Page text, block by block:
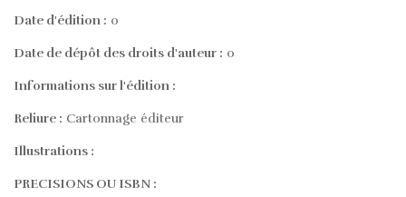
Date d'édition : 0
Date de dépôt des droits d'auteur : 0
Informations sur l'édition :
Reliure : Cartonnage éditeur
Illustrations :
PRECISIONS OU ISBN :